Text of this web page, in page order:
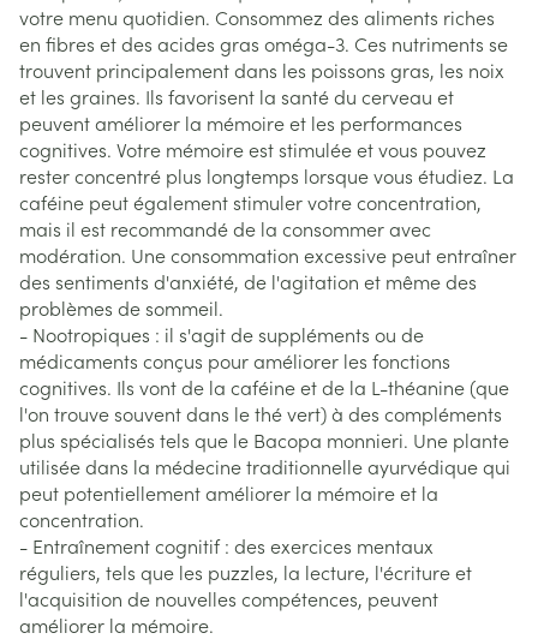
votre menu quotidien. Consommez des aliments riches
en fibres et des acides gras oméga-3. Ces nutriments se
trouvent principalement dans les poissons gras, les noix
et les graines. Ils favorisent la santé du cerveau et
peuvent améliorer la mémoire et les performances
cognitives. Votre mémoire est stimulée et vous pouvez
rester concentré plus longtemps lorsque vous étudiez. La
caféine peut également stimuler votre concentration,
mais il est recommandé de la consommer avec
modération. Une consommation excessive peut entraîner
des sentiments d'anxiété, de l'agitation et même des
problèmes de sommeil.
- Nootropiques : il s'agit de suppléments ou de
médicaments conçus pour améliorer les fonctions
cognitives. Ils vont de la caféine et de la L-théanine (que
l'on trouve souvent dans le thé vert) à des compléments
plus spécialisés tels que le Bacopa monnieri. Une plante
utilisée dans la médecine traditionnelle ayurvédique qui
peut potentiellement améliorer la mémoire et la
concentration.
- Entraînement cognitif : des exercices mentaux
réguliers, tels que les puzzles, la lecture, l'écriture et
l'acquisition de nouvelles compétences, peuvent
améliorer la mémoire.